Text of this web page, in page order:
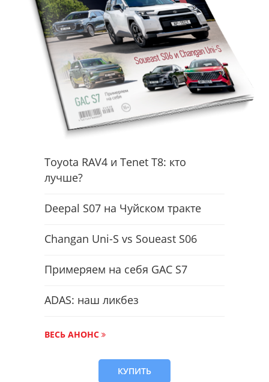
Toyota RAV4 и Tenet T8: кто
лучше?
Deepal S07 на Чуйском тракте
Changan Uni-S vs Soueast S06
Примеряем на себя GAC S7
ADAS: наш ликбез
ВЕСЬ АНОНС
КУПИТЬ